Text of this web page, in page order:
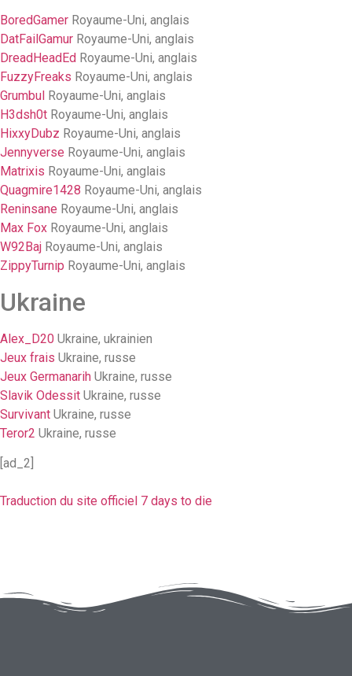
BoredGamer Royaume-Uni, anglais
DatFailGamur Royaume-Uni, anglais
DreadHeadEd Royaume-Uni, anglais
FuzzyFreaks Royaume-Uni, anglais
Grumbul Royaume-Uni, anglais
H3dsh0t Royaume-Uni, anglais
HixxyDubz Royaume-Uni, anglais
Jennyverse Royaume-Uni, anglais
Matrixis Royaume-Uni, anglais
Quagmire1428 Royaume-Uni, anglais
Reninsane Royaume-Uni, anglais
Max Fox Royaume-Uni, anglais
W92Baj Royaume-Uni, anglais
ZippyTurnip Royaume-Uni, anglais
Ukraine
Alex_D20 Ukraine, ukrainien
Jeux frais Ukraine, russe
Jeux Germanarih Ukraine, russe
Slavik Odessit Ukraine, russe
Survivant Ukraine, russe
Teror2 Ukraine, russe
[ad_2]
Traduction du site officiel 7 days to die